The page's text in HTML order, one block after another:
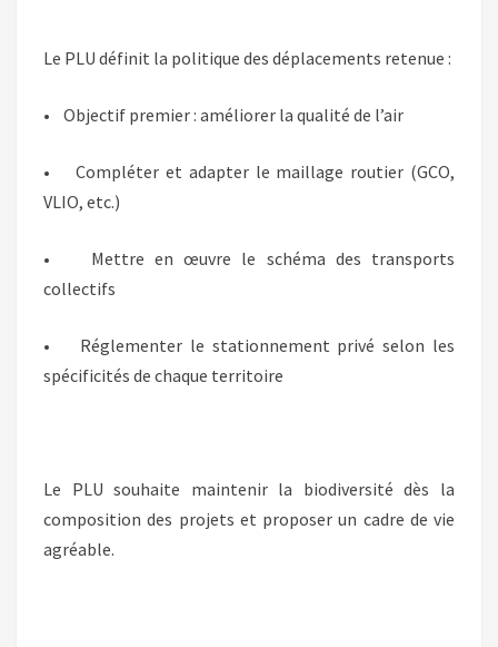
Le PLU définit la politique des déplacements retenue :
• Objectif premier : améliorer la qualité de l’air
• Compléter et adapter le maillage routier (GCO,
VLIO, etc.)
• Mettre en œuvre le schéma des transports
collectifs
• Réglementer le stationnement privé selon les
spécificités de chaque territoire
Le PLU souhaite maintenir la biodiversité dès la
composition des projets et proposer un cadre de vie
agréable.